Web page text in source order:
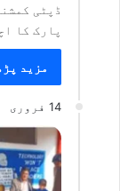
ڈپٹی
پارک کا
مزید
14 فروری